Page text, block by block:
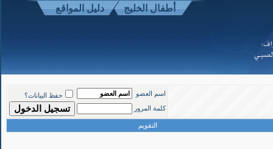
أطفال الخليج دليل المواقع
اسم العضو
حفظ البيانات؟
كلمة المرور
التقويم